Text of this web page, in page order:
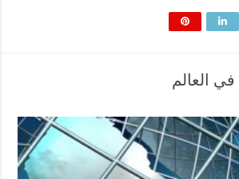
العالم